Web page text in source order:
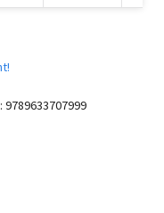
9789633707999